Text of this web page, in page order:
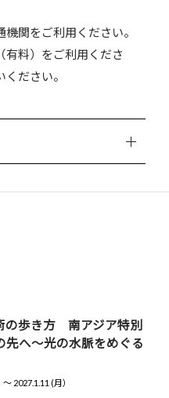
関をご利用ください。
有料）をご利用くださ
ださい。
の歩き方 南アジア特別
へ～光の水脈をめぐる
2027.1.11 (月）